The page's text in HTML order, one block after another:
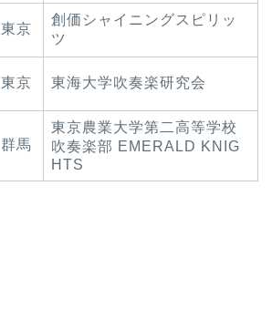
東京
創価シャイニングスピリッ
ツ
東京 東海大学吹奏楽研究会
群馬
東京農業大学第二高等学校
吹奏楽部 EMERALD KNIG
HTS